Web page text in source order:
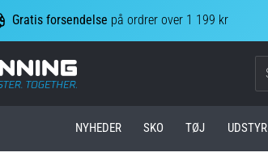
Gratis forsendelse på ordrer over 1 199 kr
Top4Running.dk
NYHEDER SKO TØJ UDSTYR